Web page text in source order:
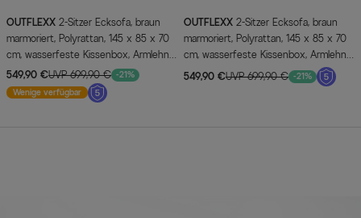
OUTFLEXX
marmoriert, Polyrattan, 145 x 85 x 70
cm, wasserfeste Kissenbox, Armlehne
li.
549,90 €UVP 699,90 € -21%
Wenige verfügbar
OUTFLEXX
marmoriert, Polyrattan, 145 x 85 x 70
cm, wasserfeste Kissenbox, Armlehne
re.
549,90 €UVP 699,90 € -21%